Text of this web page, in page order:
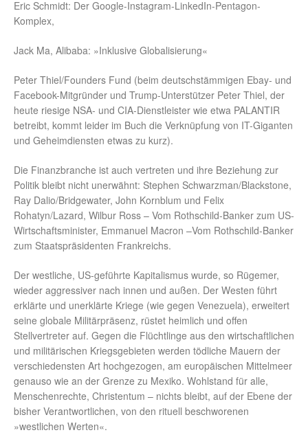
Eric Schmidt: Der Google-Instagram-LinkedIn-Pentagon-
Komplex,
Jack Ma, Alibaba: »Inklusive Globalisierung«
Peter Thiel/Founders Fund (beim deutschstämmigen Ebay- und
Facebook-Mitgründer und Trump-Unterstützer Peter Thiel, der
heute riesige NSA- und CIA-Dienstleister wie etwa PALANTIR
betreibt, kommt leider im Buch die Verknüpfung von IT-Giganten
und Geheimdiensten etwas zu kurz).
Die Finanzbranche ist auch vertreten und ihre Beziehung zur
Politik bleibt nicht unerwähnt: Stephen Schwarzman/Blackstone,
Ray Dalio/Bridgewater, John Kornblum und Felix
Rohatyn/Lazard, Wilbur Ross – Vom Rothschild-Banker zum US-
Wirtschaftsminister, Emmanuel Macron –Vom Rothschild-Banker
zum Staatspräsidenten Frankreichs.
Der westliche, US-geführte Kapitalismus wurde, so Rügemer,
wieder aggressiver nach innen und außen. Der Westen führt
erklärte und unerklärte Kriege (wie gegen Venezuela), erweitert
seine globale Militärpräsenz, rüstet heimlich und offen
Stellvertreter auf. Gegen die Flüchtlinge aus den wirtschaftlichen
und militärischen Kriegsgebieten werden tödliche Mauern der
verschiedensten Art hochgezogen, am europäischen Mittelmeer
genauso wie an der Grenze zu Mexiko. Wohlstand für alle,
Menschenrechte, Christentum – nichts bleibt, auf der Ebene der
bisher Verantwortlichen, von den rituell beschworenen
»westlichen Werten«.